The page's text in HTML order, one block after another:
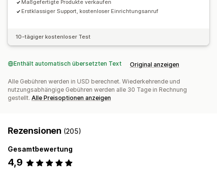
Maßgefertigte Produkte verkaufen
Erstklassiger Support, kostenloser Einrichtungsanruf
10-tägiger kostenloser Test
Enthält automatisch übersetzten Text Original anzeigen
Alle Gebühren werden in USD berechnet. Wiederkehrende und
nutzungsabhängige Gebühren werden alle 30 Tage in Rechnung
gestellt. Alle Preisoptionen anzeigen
Rezensionen (205)
Gesamtbewertung
4,9